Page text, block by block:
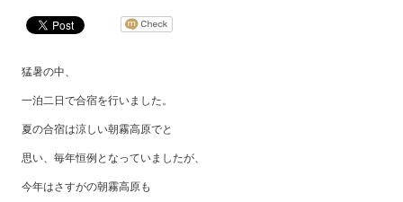
猛暑の中、
一泊二日で合宿を行いました。
夏の合宿は涼しい朝霧高原でと
思い、毎年恒例となっていましたが、
今年はさすがの朝霧高原も